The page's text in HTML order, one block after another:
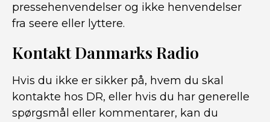
pressehenvendelser og ikke henvendelser
fra seere eller lyttere.
Kontakt Danmarks Radio
Hvis du ikke er sikker på, hvem du skal
kontakte hos DR, eller hvis du har generelle
spørgsmål eller kommentarer, kan du